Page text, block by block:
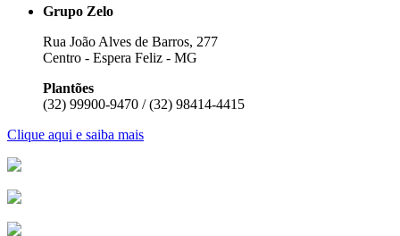
Grupo Zelo
Rua João Alves de Barros, 277
Centro - Espera Feliz - MG
Plantões
(32) 99900-9470 / (32) 98414-4415
Clique aqui e saiba mais